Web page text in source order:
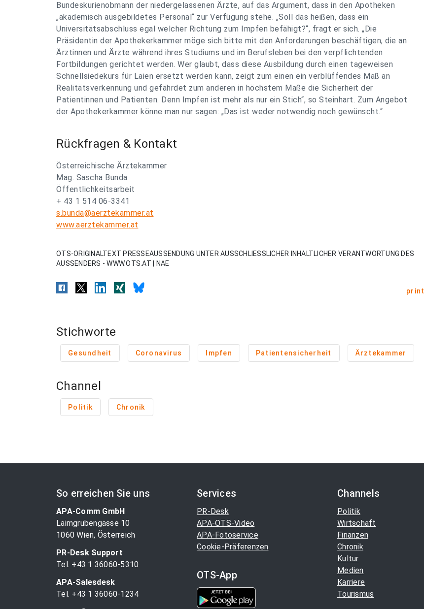
Bundeskurienobmann der niedergelassenen Ärzte, auf das Argument, dass in den Apotheken
„akademisch ausgebildetes Personal“ zur Verfügung stehe. „Soll das heißen, dass ein
Universitätsabschluss egal welcher Richtung zum Impfen befähigt?“, fragt er sich. „Die
Präsidentin der Apothekerkammer möge sich bitte mit den Anforderungen beschäftigen, die an
Ärztinnen und Ärzte während ihres Studiums und im Berufsleben bei den verpflichtenden
Fortbildungen gerichtet werden. Wer glaubt, dass diese Ausbildung durch einen tageweisen
Schnellsiedekurs für Laien ersetzt werden kann, zeigt zum einen ein verblüffendes Maß an
Realitätsverkennung und gefährdet zum anderen in höchstem Maße die Sicherheit der
Patientinnen und Patienten. Denn Impfen ist mehr als nur ein Stich“, so Steinhart. Zum Angebot
der Apothekerkammer könne man nur sagen: „Das ist weder notwendig noch gewünscht.“
Rückfragen & Kontakt
Österreichische Ärztekammer
Mag. Sascha Bunda
Öffentlichkeitsarbeit
+ 43 1 514 06-3341
s.bunda@aerztekammer.at
www.aerztekammer.at
OTS-ORIGINALTEXT PRESSEAUSSENDUNG UNTER AUSSCHLIESSLICHER INHALTLICHER VERANTWORTUNG DES
AUSSENDERS - WWW.OTS.AT | NAE
print
Stichworte
Gesundheit Coronavirus Impfen Patientensicherheit Ärztekammer
Channel
Politik Chronik
So erreichen Sie uns
APA-Comm GmbH
Laimgrubengasse 10
1060 Wien, Österreich
PR-Desk Support
Tel. +43 1 36060-5310
APA-Salesdesk
Tel. +43 1 36060-1234
Services
PR-Desk
APA-OTS-Video
APA-Fotoservice
Cookie-Präferenzen
OTS-App
Channels
Politik
Wirtschaft
Finanzen
Chronik
Kultur
Medien
Karriere
Tourismus